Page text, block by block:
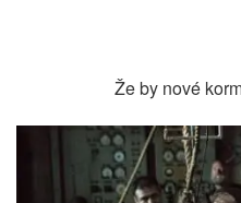
Že by nové